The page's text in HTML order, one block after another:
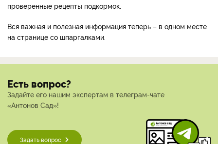
проверенные рецепты подкормок.
Вся важная и полезная информация теперь – в одном месте
на странице со шпаргалками.
Есть вопрос?
Задайте его нашим экспертам в телеграм-чате
«Антонов Сад»!
Задать вопрос